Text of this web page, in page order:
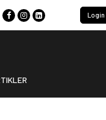
Login